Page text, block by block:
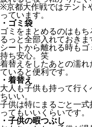
※京都大作戦ではテント
っています。
・ゴミ袋
ゴミをまとめるのはも
るっと全部入れておきま
シートから離れる時も
持ち安心。笑
着替えをしたあとの濡
ていると便利です。
・着替え
大人も子供も持って行
ちいい。
子供は特にまるごと一
ってもいいくらいです。
・子供の暇つぶし